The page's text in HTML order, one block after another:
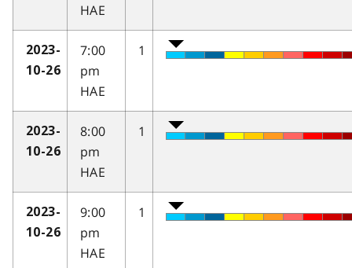
HAE
2023-
10-26
7:00
pm
HAE
1
2023-
10-26
8:00
pm
HAE
1
2023-
10-26
9:00
pm
HAE
1